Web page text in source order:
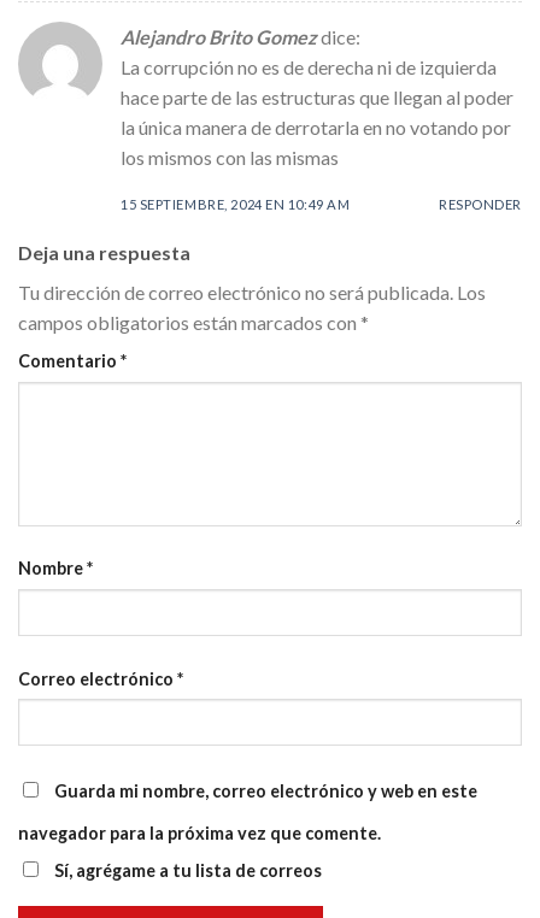
Alejandro Brito Gomezdice:
La corrupción no es de derecha ni de izquierda
hace parte de las estructuras que llegan al poder
la única manera de derrotarla en no votando por
los mismos con las mismas
15 SEPTIEMBRE, 2024 EN 10:49 AM RESPONDER
Deja una respuesta
Tu dirección de correo electrónico no será publicada. Los
campos obligatorios están marcados con *
Comentario *
Nombre*
Correo electrónico *
Guarda mi nombre, correo electrónico y web en este
navegador para la próxima vez que comente.
Sí, agrégame a tu lista de correos